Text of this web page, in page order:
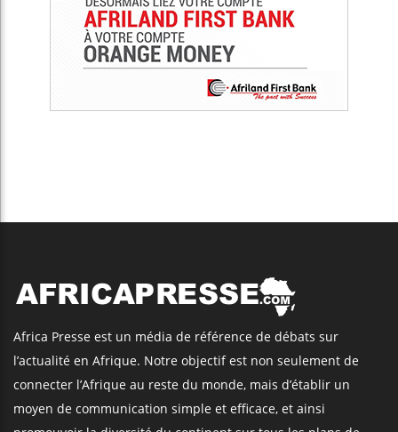
Africa Presse est un média de référence de débats sur
l’actualité en Afrique. Notre objectif est non seulement de
connecter l’Afrique au reste du monde, mais d’établir un
moyen de communication simple et efficace, et ainsi